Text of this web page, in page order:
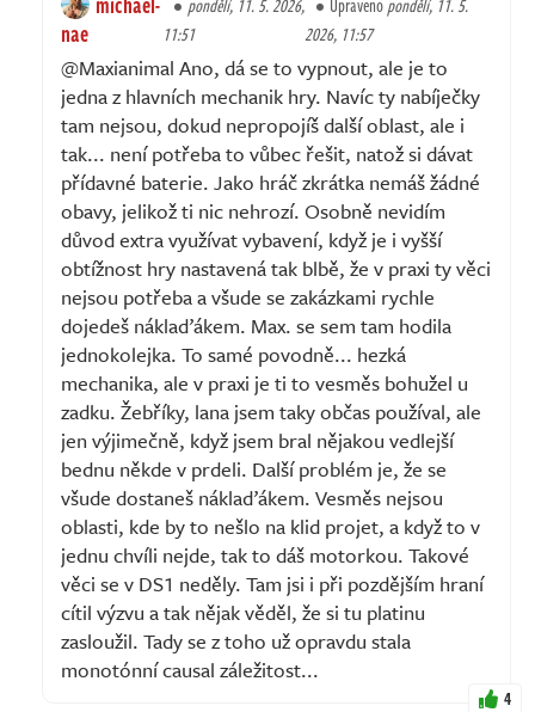
nae
pondělí, 11. 5. 2026,
11:51
Upravenopondělí, 11. 5.
2026, 11:57
@Maxianimal Ano, dá se to vypnout, ale je to
jedna z hlavních mechanik hry. Navíc ty nabíječky
tam nejsou, dokud nepropojíš další oblast, ale i
tak... není potřeba to vůbec řešit, natož si dávat
přídavné baterie. Jako hráč zkrátka nemáš žádné
obavy, jelikož ti nic nehrozí. Osobně nevidím
důvod extra využívat vybavení, když je i vyšší
obtížnost hry nastavená tak blbě, že v praxi ty věci
nejsou potřeba a všude se zakázkami rychle
dojedeš náklaďákem. Max. se sem tam hodila
jednokolejka. To samé povodně... hezká
mechanika, ale v praxi je ti to vesměs bohužel u
zadku. Žebříky, lana jsem taky občas používal, ale
jen výjimečně, když jsem bral nějakou vedlejší
bednu někde v prdeli. Další problém je, že se
všude dostaneš náklaďákem. Vesměs nejsou
oblasti, kde by to nešlo na klid projet, a když to v
jednu chvíli nejde, tak to dáš motorkou. Takové
věci se v DS1 neděly. Tam jsi i při pozdějším hraní
cítil výzvu a tak nějak věděl, že si tu platinu
zasloužil. Tady se z toho už opravdu stala
monotónní causal záležitost...
4